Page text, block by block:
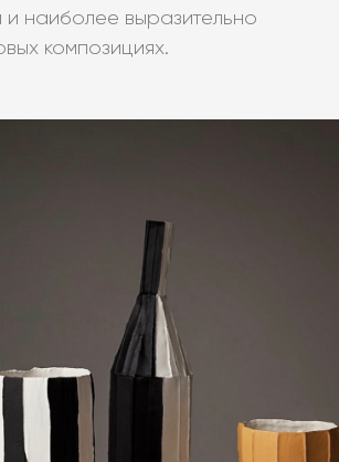
и наиболее выразительно
композициях.